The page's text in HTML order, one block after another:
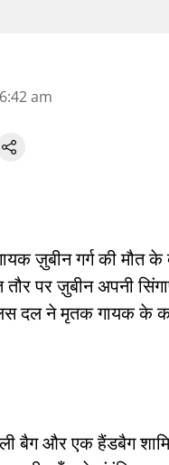
am
ज़ुबीन गर्ग की मौत
पर ज़ुबीन अपनी
दल ने मृतक गायक के
बैग और एक हैंडबैग